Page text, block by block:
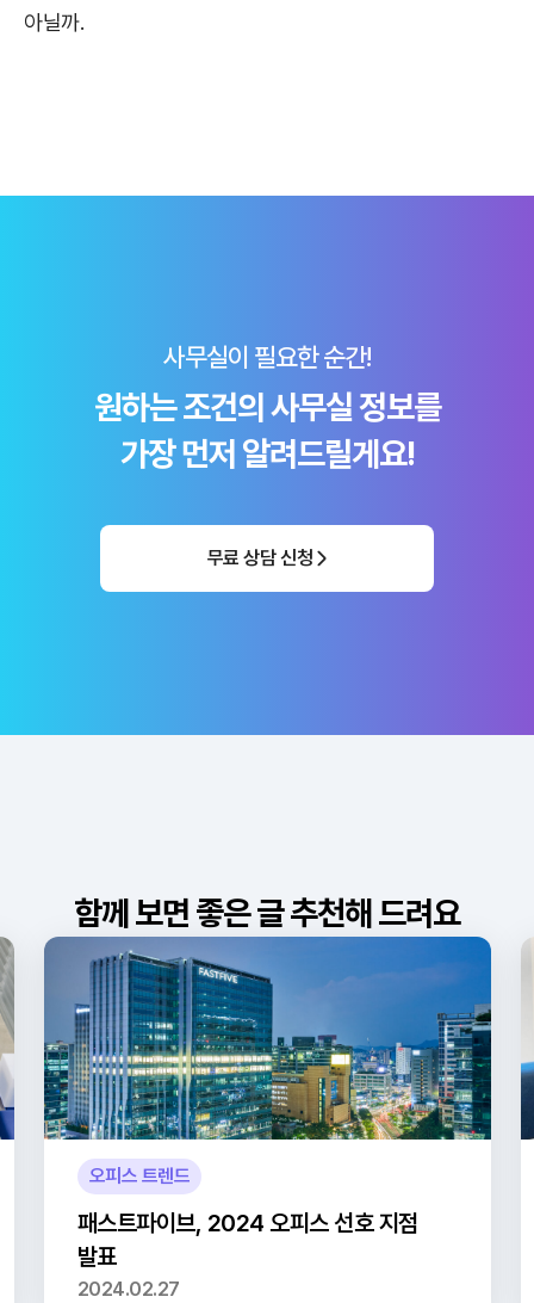
아닐까.
사무실이 필요한 순간!
원하는 조건의 사무실 정보를
가장 먼저 알려드릴게요!
무료 상담 신청
함께 보면 좋은 글 추천해 드려요
오피스 트렌드
패스트파이브, 2024 오피스 선호 지점
발표
2024.02.27